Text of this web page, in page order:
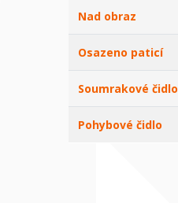
Nad obraz
Osazeno paticí
Soumrakové čidlo
Pohybové čidlo